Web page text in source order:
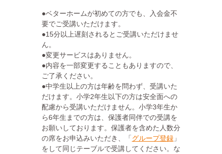
●ベターホームが初めての方でも、入会金不
要でご受講いただけます。
●15分以上遅刻されるとご受講いただけませ
ん。
●変更サービスはありません。
●内容を一部変更することもありますので、
ご了承ください。
●中学生以上の方は年齢を問わず、受講いた
だけます。小学2年生以下の方は安全面への
配慮から受講いただけません。小学3年生か
ら6年生までの方は、保護者同伴での受講を
お願いしております。保護者を含めた人数分
の席をお申込みいただき、「グループ登録 」
をして同じテーブルで受講してください。な